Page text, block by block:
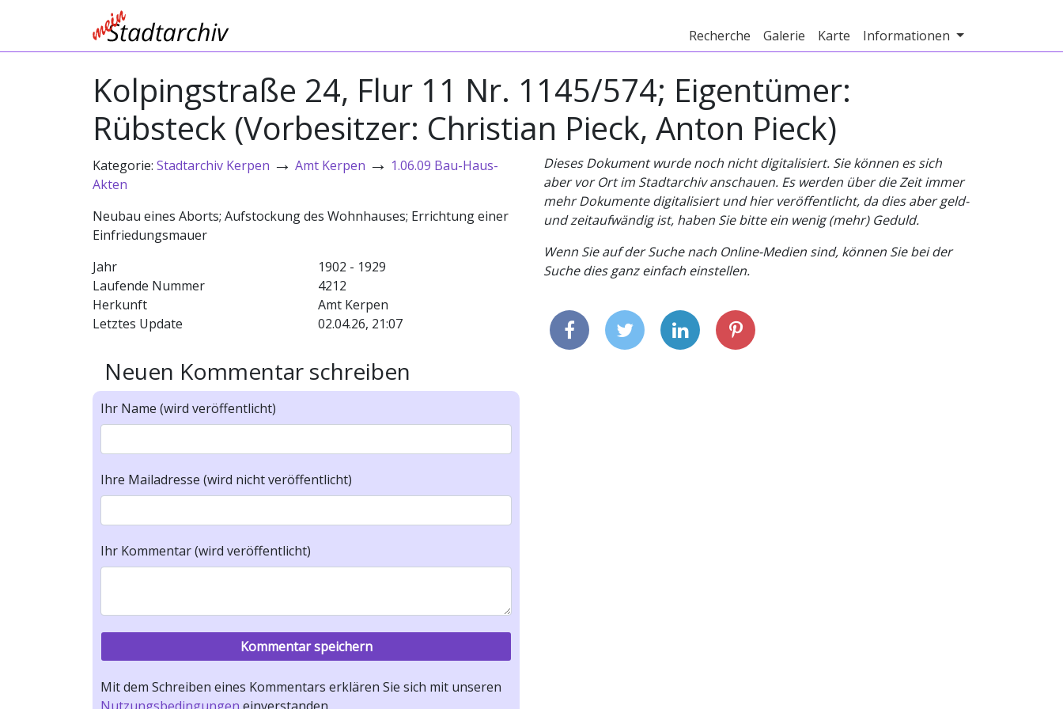
Recherche Galerie Karte Informationen
Kolpingstraße 24, Flur 11 Nr. 1145/574; Eigentümer:
Rübsteck (Vorbesitzer: Christian Pieck, Anton Pieck)
Kategorie: Stadtarchiv Kerpen → Amt Kerpen → 1.06.09 Bau-Haus-
Akten
Neubau eines Aborts; Aufstockung des Wohnhauses; Errichtung einer
Einfriedungsmauer
Jahr
1902 - 1929
Laufende Nummer
4212
Herkunft
Amt Kerpen
Letztes Update
02.04.26, 21:07
Neuen Kommentar schreiben
Ihr Name (wird veröffentlicht)
Ihre Mailadresse (wird nicht veröffentlicht)
Ihr Kommentar (wird veröffentlicht)
Mit dem Schreiben eines Kommentars erklären Sie sich mit unseren
Dieses Dokument wurde noch nicht digitalisiert. Sie können es sich
aber vor Ort im Stadtarchiv anschauen. Es werden über die Zeit immer
mehr Dokumente digitalisiert und hier veröffentlicht, da dies aber geld-
und zeitaufwändig ist, haben Sie bitte ein wenig (mehr) Geduld.
Wenn Sie auf der Suche nach Online-Medien sind, können Sie bei der
Suche dies ganz einfach einstellen.